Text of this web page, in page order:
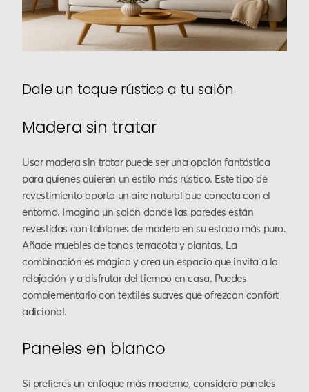
Dale un toque rústico a tu salón
Madera sin tratar
Usar madera sin tratar puede ser una opción fantástica
para quienes quieren un estilo más rústico. Este tipo de
revestimiento aporta un aire natural que conecta con el
entorno. Imagina un salón donde las paredes están
revestidas con tablones de madera en su estado más puro.
Añade muebles de tonos terracota y plantas. La
combinación es mágica y crea un espacio que invita a la
relajación y a disfrutar del tiempo en casa. Puedes
complementarlo con textiles suaves que ofrezcan confort
adicional.
Paneles en blanco
Si prefieres un enfoque más moderno, considera paneles